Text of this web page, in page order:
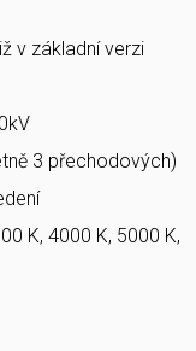
v základní verzi
3 přechodových)
K, 4000 K, 5000 K,